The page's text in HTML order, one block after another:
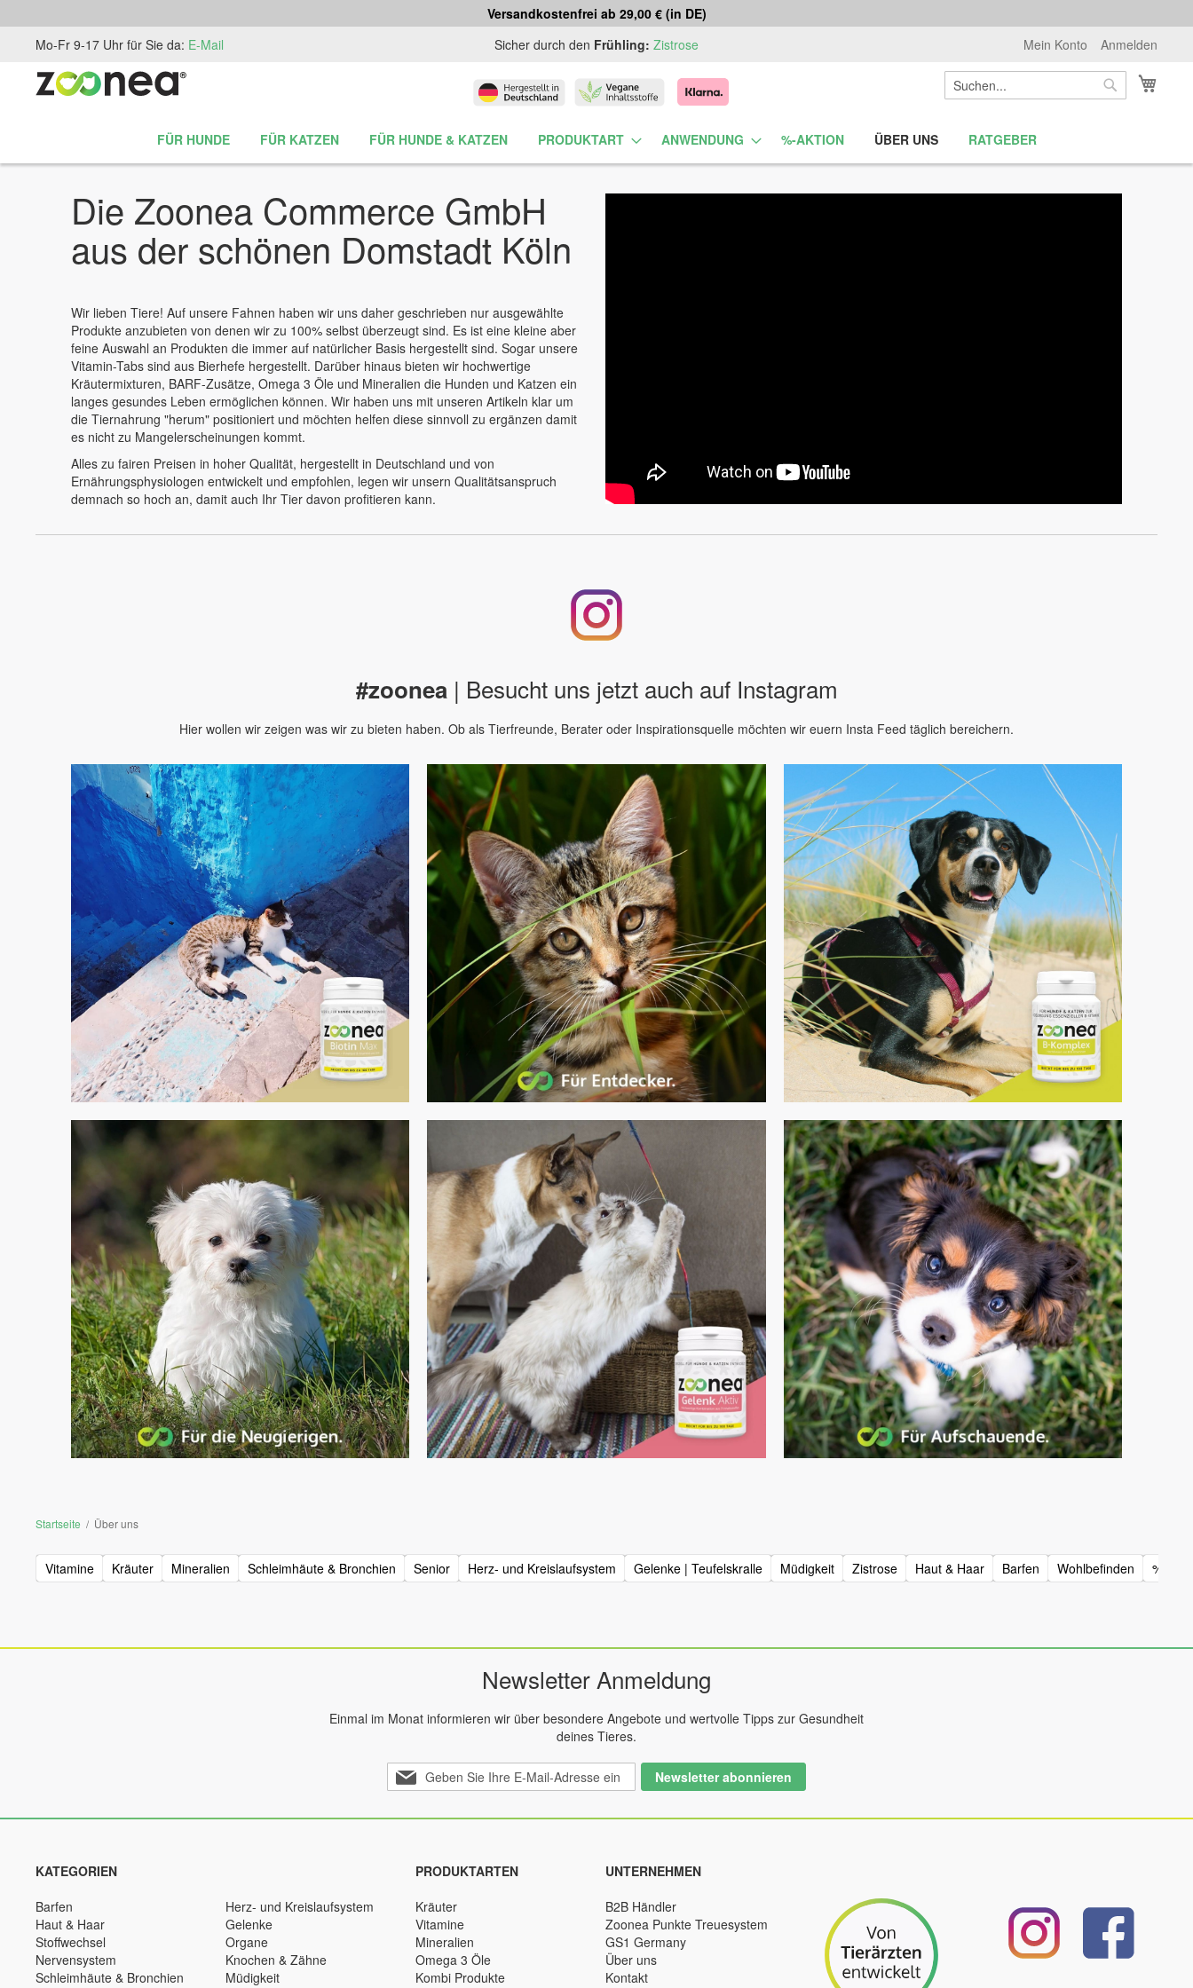
Versandkostenfrei ab 29,00 € (in DE)
Mein Konto
Anmelden
Zum
springen
Mo-Fr 9-17 Uhr für Sie da: E-Mail Sicher durch den Frühling: Zistrose
Suche
Suche
FÜR HUNDE FÜR KATZEN FÜR HUNDE & KATZEN PRODUKTART ANWENDUNG %-AKTION ÜBER UNS RATGEBER
Die Zoonea Commerce GmbH
aus der schönen Domstadt Köln
Wir lieben Tiere! Auf unsere Fahnen haben wir uns daher geschrieben nur ausgewählte
Produkte anzubieten von denen wir zu 100% selbst überzeugt sind. Es ist eine kleine aber
feine Auswahl an Produkten die immer auf natürlicher Basis hergestellt sind. Sogar unsere
Vitamin-Tabs sind aus Bierhefe hergestellt. Darüber hinaus bieten wir hochwertige
Kräutermixturen, BARF-Zusätze, Omega 3 Öle und Mineralien die Hunden und Katzen ein
langes gesundes Leben ermöglichen können. Wir haben uns mit unseren Artikeln klar um
die Tiernahrung "herum" positioniert und möchten helfen diese sinnvoll zu ergänzen damit
es nicht zu Mangelerscheinungen kommt.
Alles zu fairen Preisen in hoher Qualität, hergestellt in Deutschland und von
Ernährungsphysiologen entwickelt und empfohlen, legen wir unsern Qualitätsanspruch
demnach so hoch an, damit auch Ihr Tier davon profitieren kann.
#zoonea | Besucht uns jetzt auch auf Instagram
Hier wollen wir zeigen was wir zu bieten haben. Ob als Tierfreunde, Berater oder Inspirationsquelle möchten wir euern Insta Feed täglich bereichern.
Startseite Über uns
Vitamine Kräuter Mineralien Schleimhäute & Bronchien Senior Herz- und Kreislaufsystem Gelenke | Teufelskralle Müdigkeit Zistrose Haut & Haar Barfen Wohlbefinden %-
Newsletter Anmeldung
Einmal im Monat informieren wir über besondere Angebote und wertvolle Tipps zur Gesundheit
deines Tieres.
Melden
Sie
für
Newsletter abonnieren
KATEGORIEN
Barfen
Haut & Haar
Stoffwechsel
Nervensystem
Schleimhäute & Bronchien
Herz- und Kreislaufsystem
Gelenke
Organe
Knochen & Zähne
Müdigkeit
PRODUKTARTEN
Kräuter
Vitamine
Mineralien
Omega 3 Öle
Kombi Produkte
UNTERNEHMEN
B2B Händler
Zoonea Punkte Treuesystem
GS1 Germany
Über uns
Kontakt